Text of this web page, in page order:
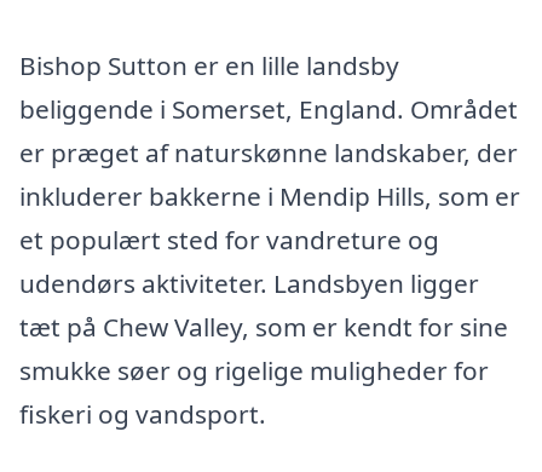
Bishop Sutton er en lille landsby
beliggende i Somerset, England. Området
er præget af naturskønne landskaber, der
inkluderer bakkerne i Mendip Hills, som er
et populært sted for vandreture og
udendørs aktiviteter. Landsbyen ligger
tæt på Chew Valley, som er kendt for sine
smukke søer og rigelige muligheder for
fiskeri og vandsport.